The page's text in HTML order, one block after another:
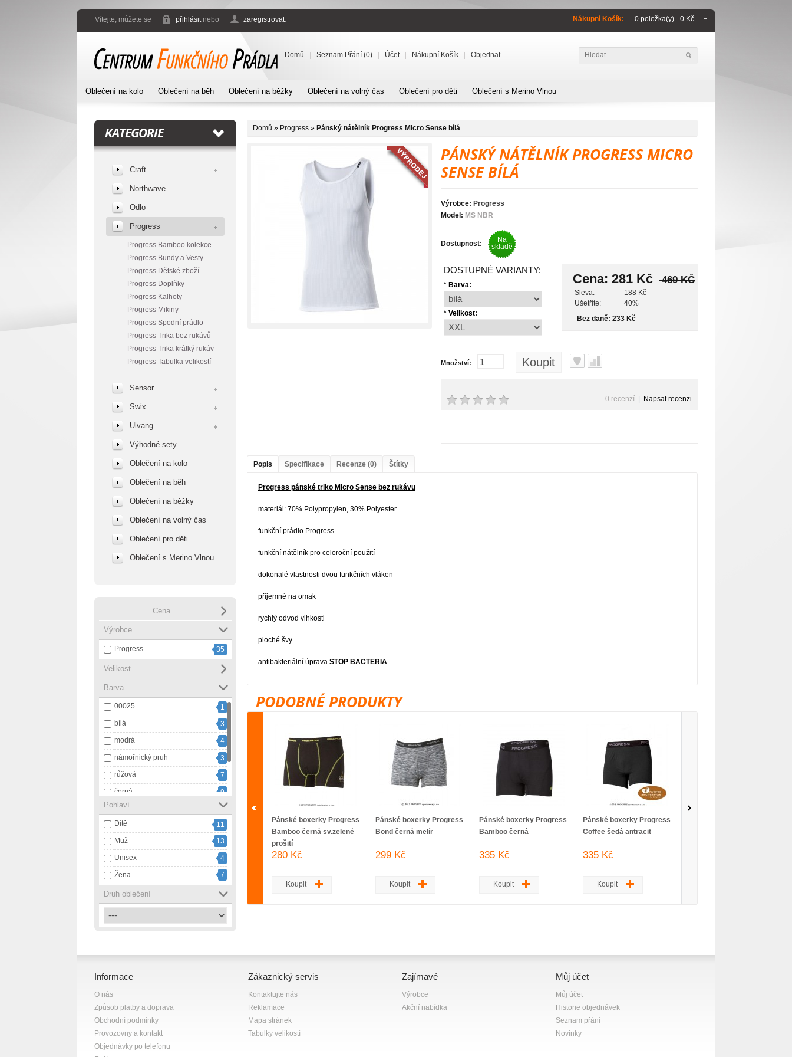
Nákupní Košík: 0 položka(y) - 0 Kč
Vítejte, můžete se přihlásitnebo zaregistrovat.
Domů Seznam Přání (0) Účet Nákupní Košík Objednat
Oblečení na kolo Oblečení na běh Oblečení na běžky Oblečení na volný čas Oblečení pro děti Oblečení s Merino Vlnou
KATEGORIE
Craft
Northwave
Odlo
Progress
Progress Bamboo kolekce
Progress Bundy a Vesty
Progress Dětské zboží
Progress Doplňky
Progress Kalhoty
Progress Mikiny
Progress Spodní prádlo
Progress Trika bez rukávů
Progress Trika krátký rukáv
Progress Tabulka velikostí
Sensor
Swix
Ulvang
Výhodné sety
Oblečení na kolo
Oblečení na běh
Oblečení na běžky
Oblečení na volný čas
Oblečení pro děti
Oblečení s Merino Vlnou
Cena
Výrobce
Progress 35
Velikost
Barva
00025
1
bílá
3
modrá
4
námořnický pruh
3
růžová
7
černá
9
červená
1
šedá
7
Pohlaví
Dítě
11
Muž
13
Unisex
4
Žena
7
Druh oblečení
Domů » Progress » Pánský nátělník Progress Micro Sense bílá
PÁNSKÝ NÁTĚLNÍK PROGRESS MICRO
SENSE BÍLÁ
Výrobce: Progress
Model: MS NBR
Dostupnost:
Na
skladě
Cena: 281 Kč 469 KČ
Sleva:
188 Kč
Ušetříte:
40%
Bez daně: 233 Kč
DOSTUPNÉ VARIANTY:
* Barva:
* Velikost:
Množství: Koupit
0 recenzí Napsat recenzi
Popis Specifikace Recenze (0) Štítky
Progress pánské triko Micro Sense bez rukávu
materiál: 70% Polypropylen, 30% Polyester
funkční prádlo Progress
funkční nátělník pro celoroční použití
dokonalé vlastnosti dvou funkčních vláken
příjemné na omak
rychlý odvod vlhkosti
ploché švy
antibakteriální úprava STOP BACTERIA
PODOBNÉ PRODUKTY
Pánské boxerky Progress
Bamboo černá sv.zelené
prošití
280 Kč
Koupit
Pánské boxerky Progress
Bond černá melír
299 Kč
Koupit
Pánské boxerky Progress
Bamboo černá
335 Kč
Koupit
Pánské boxerky Progress
Coffee šedá antracit
335 Kč
Koupit
Informace
O nás
Způsob platby a doprava
Obchodní podmínky
Provozovny a kontakt
Objednávky po telefonu
Zákaznický servis
Kontaktujte nás
Reklamace
Mapa stránek
Tabulky velikostí
Zajímavé
Výrobce
Akční nabídka
Můj účet
Můj účet
Historie objednávek
Seznam přání
Novinky